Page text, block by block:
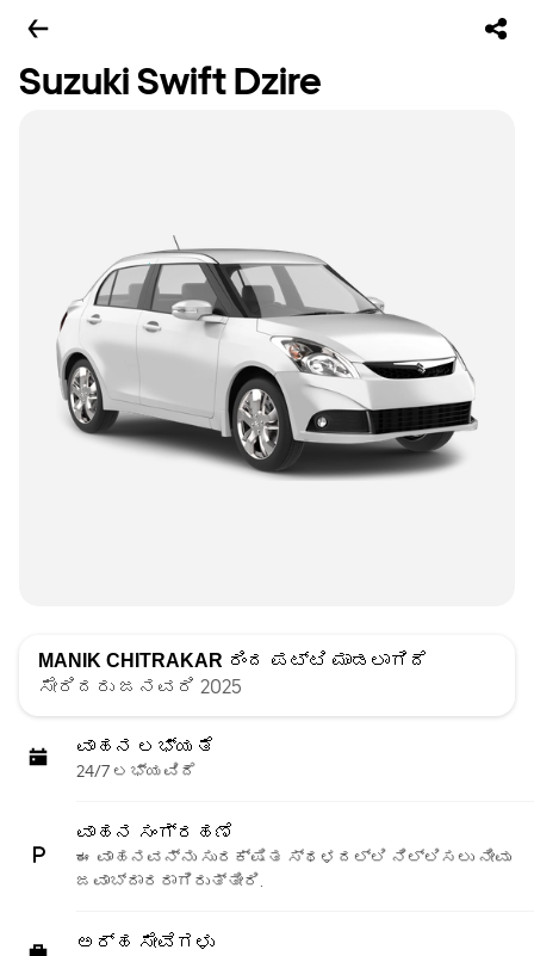
Suzuki Swift Dzire
MANIK CHITRAKAR ರಿಂದ ಪಟ್ಟಿ ಮಾಡಲಾಗಿದೆ
ಸೇರಿದರು ಜನವರಿ 2025
ವಾಹನ ಲಭ್ಯತೆ
24/7 ಲಭ್ಯವಿದೆ
ವಾಹನ ಸಂಗ್ರಹಣೆ
ಈ ವಾಹನವನ್ನು ಸುರಕ್ಷಿತ ಸ್ಥಳದಲ್ಲಿ ನಿಲ್ಲಿಸಲು ನೀವು
ಜವಾಬ್ದಾರರಾಗಿರುತ್ತೀರಿ.
ಅರ್ಹ ಸೇವೆಗಳು